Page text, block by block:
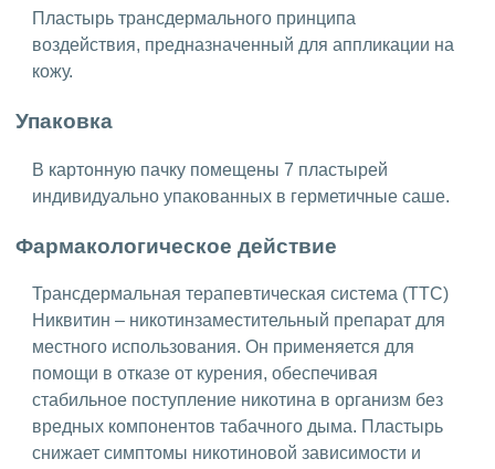
Пластырь трансдермального принципа
воздействия, предназначенный для аппликации на
кожу.
Упаковка
В картонную пачку помещены 7 пластырей
индивидуально упакованных в герметичные саше.
Фармакологическое действие
Трансдермальная терапевтическая система (ТТС)
Никвитин – никотинзаместительный препарат для
местного использования. Он применяется для
помощи в отказе от курения, обеспечивая
стабильное поступление никотина в организм без
вредных компонентов табачного дыма. Пластырь
снижает симптомы никотиновой зависимости и